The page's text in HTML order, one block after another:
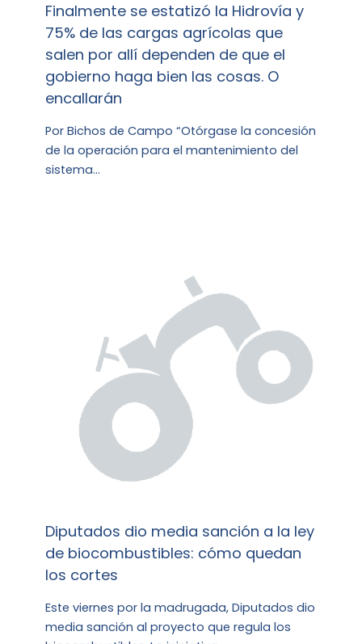
Finalmente se estatizó la Hidrovía y
75% de las cargas agrícolas que
salen por allí dependen de que el
gobierno haga bien las cosas. O
encallarán
Por Bichos de Campo “Otórgase la concesión
de la operación para el mantenimiento del
sistema…
Diputados dio media sanción a la ley
de biocombustibles: cómo quedan
los cortes
Este viernes por la madrugada, Diputados dio
media sanción al proyecto que regula los